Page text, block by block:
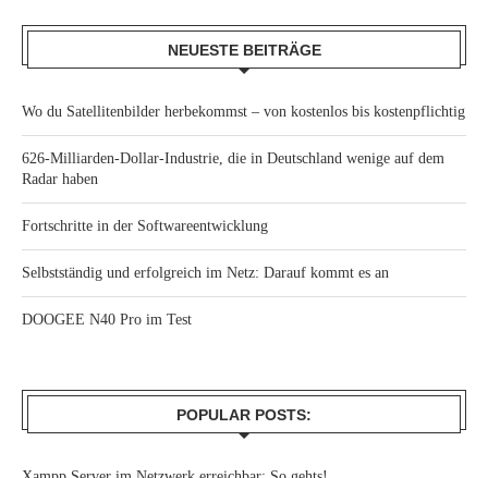
NEUESTE BEITRÄGE
Wo du Satellitenbilder herbekommst – von kostenlos bis kostenpflichtig
626-Milliarden-Dollar-Industrie, die in Deutschland wenige auf dem
Radar haben
Fortschritte in der Softwareentwicklung
Selbstständig und erfolgreich im Netz: Darauf kommt es an
DOOGEE N40 Pro im Test
POPULAR POSTS: